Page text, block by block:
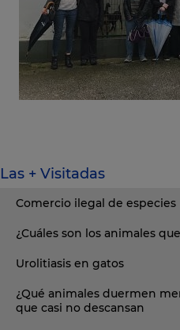
Las + Visitadas
Comercio ilegal de especies
¿Cuáles son los animales
Urolitiasis en gatos
¿Qué animales duermen
que casi no descansan